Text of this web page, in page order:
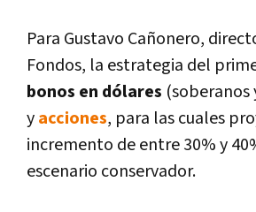
Para Gustavo Cañonero,
Fondos, la estrategia del
bonos en dólares (soberanos
yacciones, para las cuales
incremento de entre 30% y
escenario conservador.